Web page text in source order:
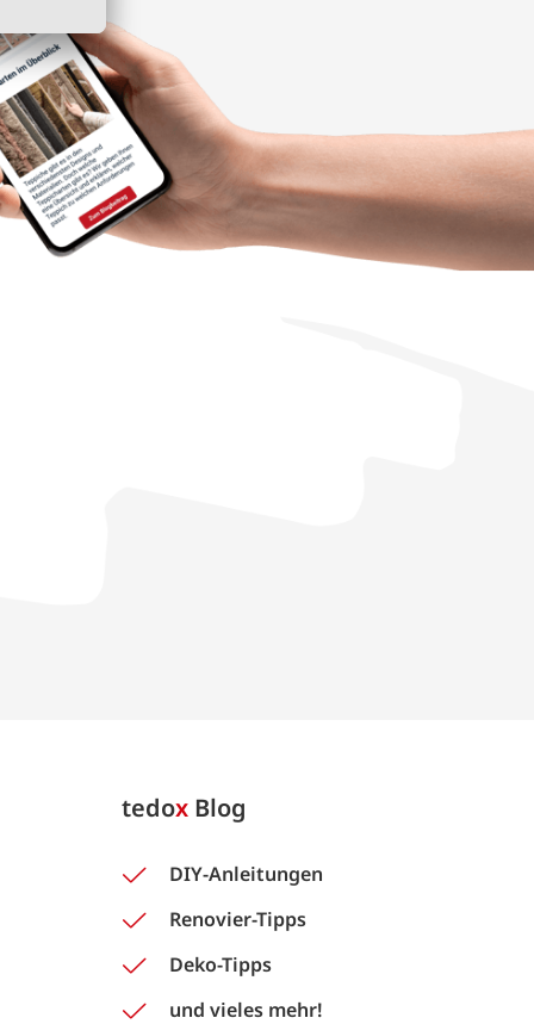
tedox Blog
DIY-Anleitungen
Renovier-Tipps
Deko-Tipps
und vieles mehr!